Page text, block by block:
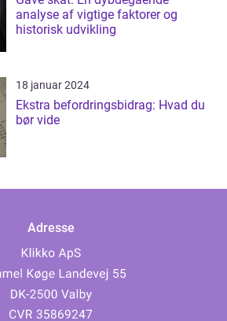
analyse af vigtige faktorer og
historisk udvikling
18 januar 2024
Ekstra befordringsbidrag: Hvad du
bør vide
Adresse